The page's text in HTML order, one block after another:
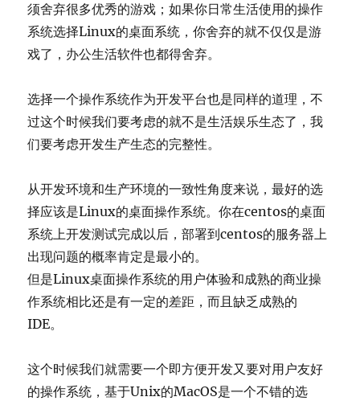
须舍弃很多优秀的游戏；如果你日常生活使用的操作
系统选择Linux的桌面系统，你舍弃的就不仅仅是游
戏了，办公生活软件也都得舍弃。
选择一个操作系统作为开发平台也是同样的道理，不
过这个时候我们要考虑的就不是生活娱乐生态了，我
们要考虑开发生产生态的完整性。
从开发环境和生产环境的一致性角度来说，最好的选
择应该是Linux的桌面操作系统。你在centos的桌面
系统上开发测试完成以后，部署到centos的服务器上
出现问题的概率肯定是最小的。
但是Linux桌面操作系统的用户体验和成熟的商业操
作系统相比还是有一定的差距，而且缺乏成熟的
IDE。
这个时候我们就需要一个即方便开发又要对用户友好
的操作系统，基于Unix的MacOS是一个不错的选